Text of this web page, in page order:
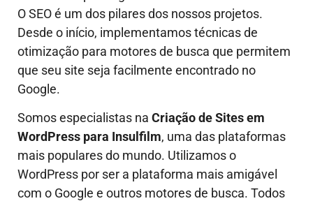
O SEO é um dos pilares dos nossos projetos.
Desde o início, implementamos técnicas de
otimização para motores de busca que permitem
que seu site seja facilmente encontrado no
Google.
Somos especialistas na Criação de Sites em
WordPress para Insulfilm, uma das plataformas
mais populares do mundo. Utilizamos o
WordPress por ser a plataforma mais amigável
com o Google e outros motores de busca. Todos